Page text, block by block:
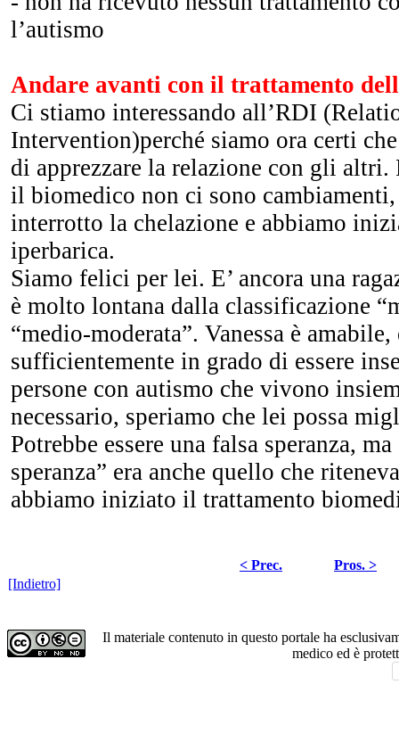
l’autismo
Andare avanti con il trattamento
Ci stiamo interessando all’RDI
Intervention)perché siamo ora certi
di apprezzare la relazione con gli altri.
il biomedico non ci sono cambiamenti,
interrotto la chelazione e abbiamo
iperbarica.
Siamo felici per lei. E’ ancora una
è molto lontana dalla classificazione
“medio-moderata”. Vanessa è
sufficientemente in grado di essere
persone con autismo che vivono
necessario, speriamo che lei possa
Potrebbe essere una falsa speranza,
speranza” era anche quello che
abbiamo iniziato il trattamento
< Prec.
Pros. >
[Indietro]
Il materiale contenuto in questo portale ha
medico ed è